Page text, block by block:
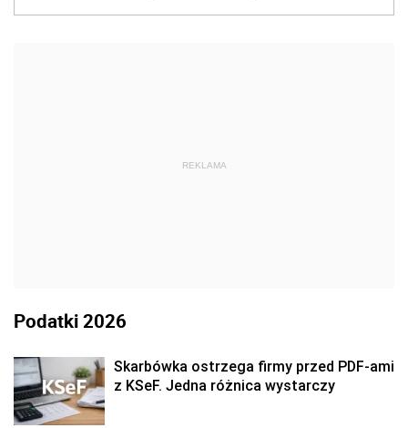
REKLAMA
Podatki 2026
Skarbówka ostrzega firmy przed PDF-ami
z KSeF. Jedna różnica wystarczy